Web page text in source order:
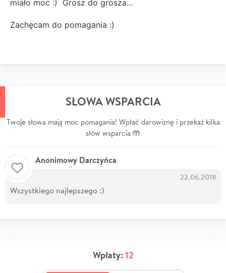
miało moc :) Grosz do grosza...
Zachęcam do pomagania :)
SŁOWA WSPARCIA
Twoje słowa mają moc pomagania! Wpłać darowiznę i przekaż kilka
słów wsparcia 🤲
Anonimowy Darczyńca
22.06.2018
Wszystkiego najlepszego :)
Wpłaty: 12